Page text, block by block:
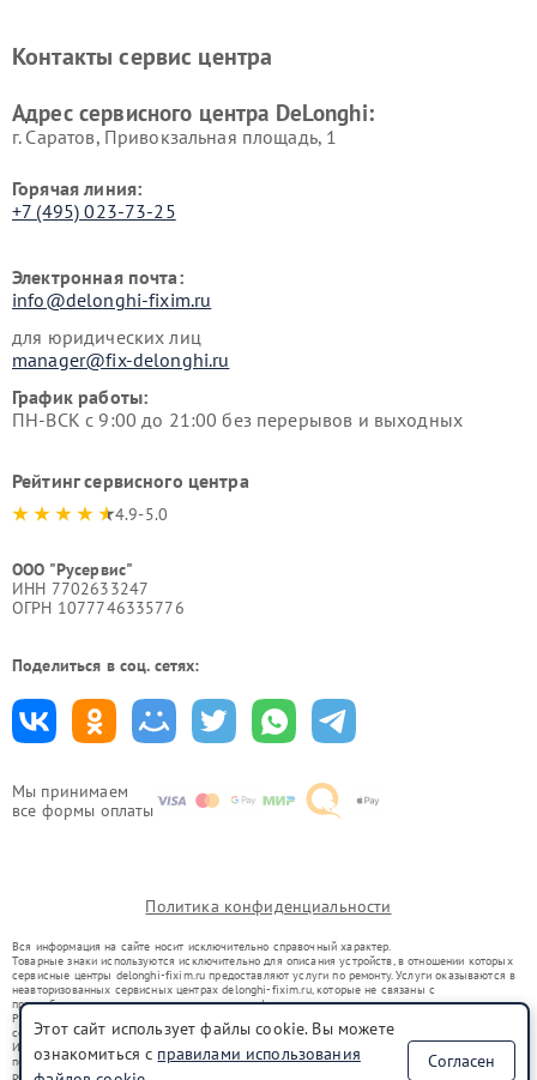
Мы принимаем
все формы оплаты
DeLonghi
DeLonghi
Контакты сервис центра
Адрес сервисного центра DeLonghi:
г. Саратов, Привокзальная площадь, 1
Горячая линия:
+7 (495) 023-73-25
Электронная почта:
info@delonghi-fixim.ru
для юридических лиц
manager@fix-delonghi.ru
График работы:
ПН-ВСК с 9:00 до 21:00 без перерывов и выходных
Рейтинг сервисного центра
4.9-5.0
ООО "Русервис"
ИНН 7702633247
ОГРН 1077746335776
Поделиться в соц. сетях:
Политика конфиденциальности
Вся информация на сайте носит исключительно справочный характер.
Товарные знаки используются исключительно для описания устройств, в отношении которых
сервисные центры delonghi-fixim.ru предоставляют услуги по ремонту. Услуги оказываются в
неавторизованных сервисных центрах delonghi-fixim.ru, которые не связаны с
правообладателями товарных знаков или их официальными представителями.
Ремонт осуществляется для устройств, уже введенных в гражданский оборот в соответствии
со статьей 1487 ГК РФ.
Использование товарных знаков не преследует цели индивидуализации услуг или введения
потребителей в заблуждение, а служит для информирования о предоставляемых услугах по
ремонту техники указанных брендов.
Этот сайт использует файлы cookie. Вы можете
ознакомиться с правилами использования
Согласен